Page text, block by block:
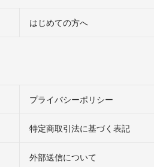
はじめての方へ
プライバシーポリシー
特定商取引法に基づく表記
外部送信について